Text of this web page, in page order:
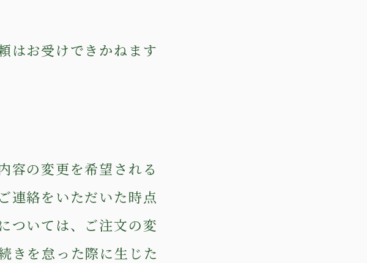
はお受けできかねます
容の変更を希望される
連絡をいただいた時点
ついては、ご注文の変
きを怠った際に生じた